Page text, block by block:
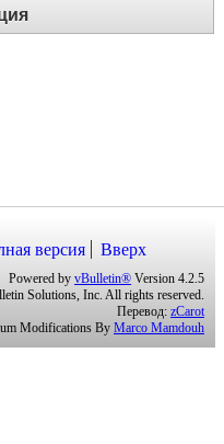
версия Вверх
Powered byvBulletin®Version 4.2.5